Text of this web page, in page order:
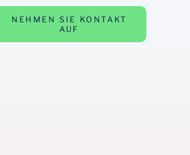
NEHMEN SIE KONTAKT
AUF